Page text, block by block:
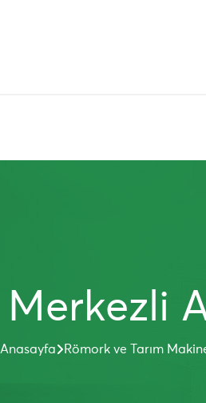
Merkezli
Anasayfa Römork ve Tarım